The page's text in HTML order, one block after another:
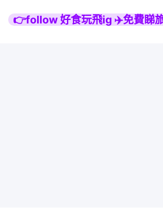
👉follow 好食玩飛ig ✈️免費睇